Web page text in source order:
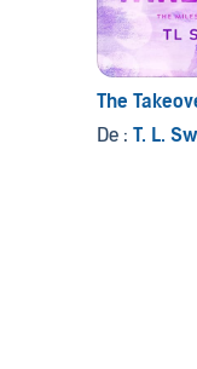
The
De : T. L.